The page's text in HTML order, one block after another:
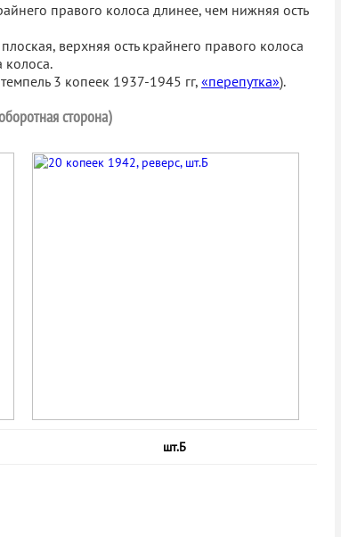
правого колоса длинее, чем нижняя ость
верхняя ость крайнего правого колоса
колоса.
3 копеек 1937-1945 гг,«перепутка»).
сторона)
шт.Б